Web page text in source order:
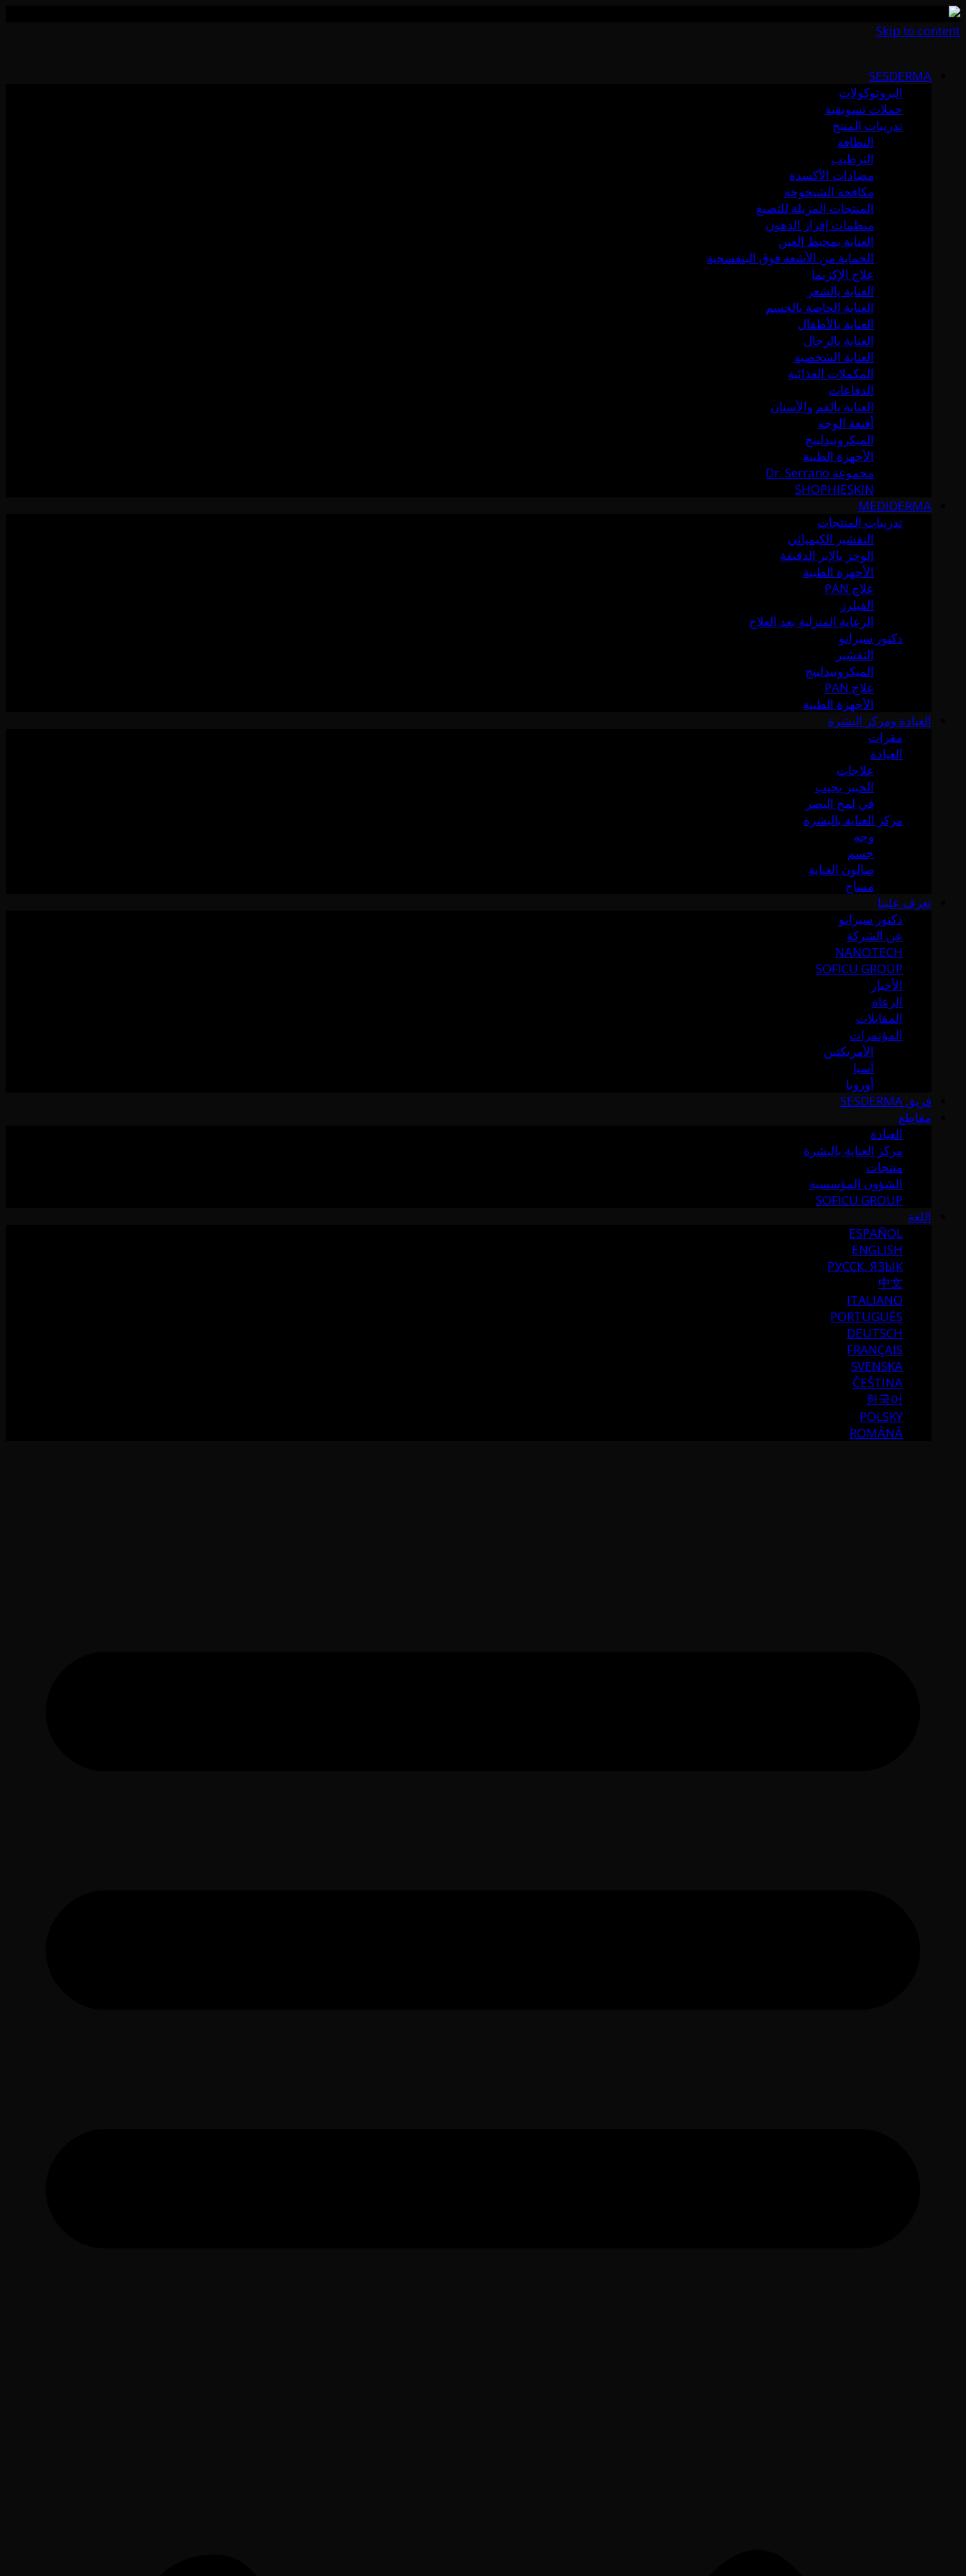
Skip to content
SESDERMA
البروتوكولات
حملات تسويقية
تدريبات المنتج
النظافة
الترطيب
مضادات الأكسدة
مكافحة الشيخوخة
المنتجات المزيلة للتصبغ
منظمات إفراز الدهون
العناية بمحيط العين
الحماية من الأشعة فوق البنفسجية
علاج الإكزيما
العناية بالشعر
العناية الخاصة بالجسم
العناية بالأطفال
العناية بالرجال
العناية الشخصية
المكملات الغذائية
الدفاعات
العناية بالفم والأسنان
أقنعة الوجه
الميكرونيدلينج
الأجهزة الطبية
مجموعة Dr. Serrano
SHOPHIESKIN
MEDIDERMA
تدريبات المنتجات
التقشير الكيميائي
الوخز بالإبر الدقيقة
الأجهزة الطبية
علاج PAN
الفيلرز
الرعاية المنزلية بعد العلاج
دكتور سيرانو
التقشير
الميكرونيدلينج
علاج PAN
الأجهزة الطبية
العيادة ومركز البشرة
مقرات
العيادة
علاجات
الخبير يجيب
في لمح البصر
مركز العناية بالبشرة
وجه
جسم
صالون العناية
مساج
تعرف علينا
دكتور سيرانو
عن الشركة
NANOTECH
SOFICU GROUP
الأخبار
الرعاة
المقابلات
المؤتمرات
الأمريكتين
آسيا
أوروبا
فريق SESDERMA
مقاطع
العيادة
مركز العناية بالبشرة
منتجات
الشؤون المؤسسية
SOFICU GROUP
اللغة
ESPAÑOL
ENGLISH
РУССК. ЯЗЫК
中文
ITALIANO
PORTUGUÉS
DEUTSCH
FRANÇAIS
SVENSKA
ČEŠTINA
한국어
POLSKY
ROMÂNĂ